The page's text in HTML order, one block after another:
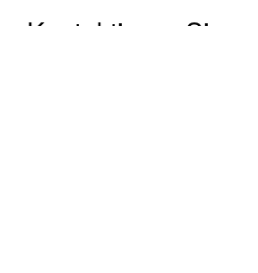
Kontaktieren Sie uns